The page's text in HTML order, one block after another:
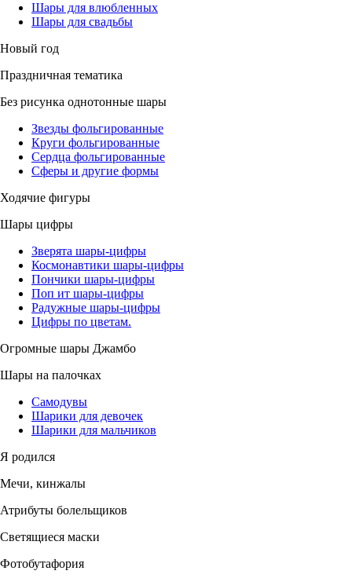
Шары для влюбленных
Шары для свадьбы
Новый год
Праздничная тематика
Без рисунка однотонные шары
Звезды фольгированные
Круги фольгированные
Сердца фольгированные
Сферы и другие формы
Ходячие фигуры
Шары цифры
Зверята шары-цифры
Космонавтики шары-цифры
Пончики шары-цифры
Поп ит шары-цифры
Радужные шары-цифры
Цифры по цветам.
Огромные шары Джамбо
Шары на палочках
Самодувы
Шарики для девочек
Шарики для мальчиков
Я родился
Мечи, кинжалы
Атрибуты болельщиков
Светящиеся маски
Фотобутафория